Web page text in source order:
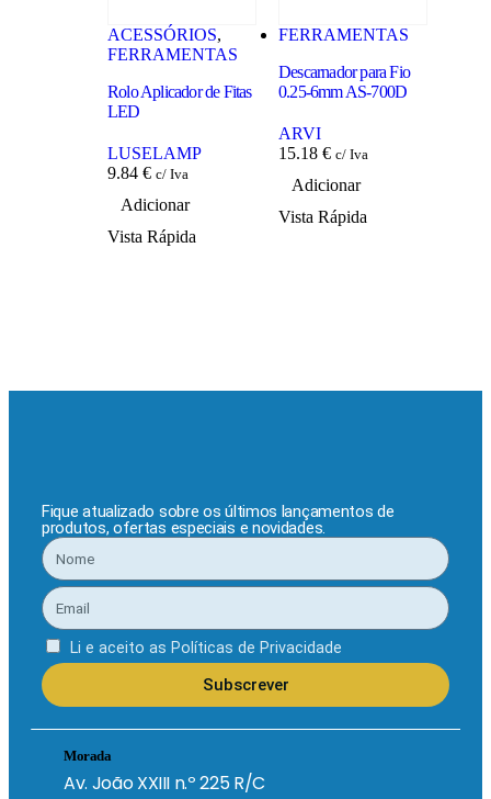
ACESSÓRIOS,
FERRAMENTAS
Rolo Aplicador de Fitas
LED
LUSELAMP
9.84 € c/ Iva
Adicionar
Vista Rápida
FERRAMENTAS
Descarnador para Fio
0.25-6mm AS-700D
ARVI
15.18 € c/ Iva
Adicionar
Vista Rápida
Fique atualizado sobre os últimos lançamentos de
produtos, ofertas especiais e novidades.
Li e aceito as Políticas de Privacidade
Subscrever
Morada
Av. João XXIII n.º 225 R/C